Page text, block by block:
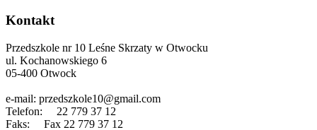
Kontakt
Przedszkole nr 10 Leśne Skrzaty w Otwocku
ul. Kochanowskiego 6
05-400 Otwock
e-mail: przedszkole10@gmail.com
Telefon: 22 779 37 12
Faks: Fax 22 779 37 12